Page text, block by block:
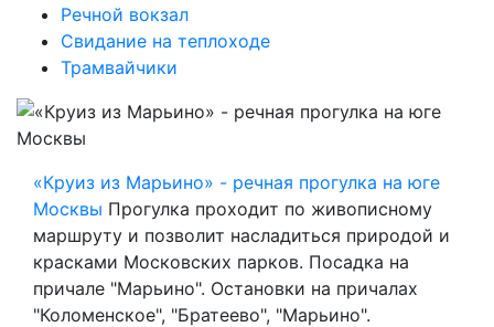
Речной вокзал
Свидание на теплоходе
Трамвайчики
«Круиз из Марьино» - речная прогулка на юге
Москвы Прогулка проходит по живописному
маршруту и позволит насладиться природой и
красками Московских парков. Посадка на
причале "Марьино". Остановки на причалах
"Коломенское", "Братеево", "Марьино".